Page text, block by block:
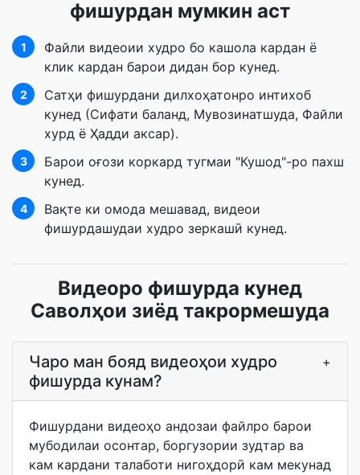
фишурдан мумкин аст
1
Файли видеоии худро бо кашола кардан ё
клик кардан барои дидан бор кунед.
2
Сатҳи фишурдани дилхоҳатонро интихоб
кунед (Сифати баланд, Мувозинатшуда, Файли
хурд ё Ҳадди аксар).
3
Барои оғози коркард тугмаи "Кушод"-ро пахш
кунед.
4
Вақте ки омода мешавад, видеои
фишурдашудаи худро зеркашӣ кунед.
Видеоро фишурда кунед
Саволҳои зиёд такрормешуда
Чаро ман бояд видеоҳои худро
фишурда кунам?
+
Фишурдани видеоҳо андозаи файлро барои
мубодилаи осонтар, боргузории зудтар ва
кам кардани талаботи нигоҳдорӣ кам мекунад